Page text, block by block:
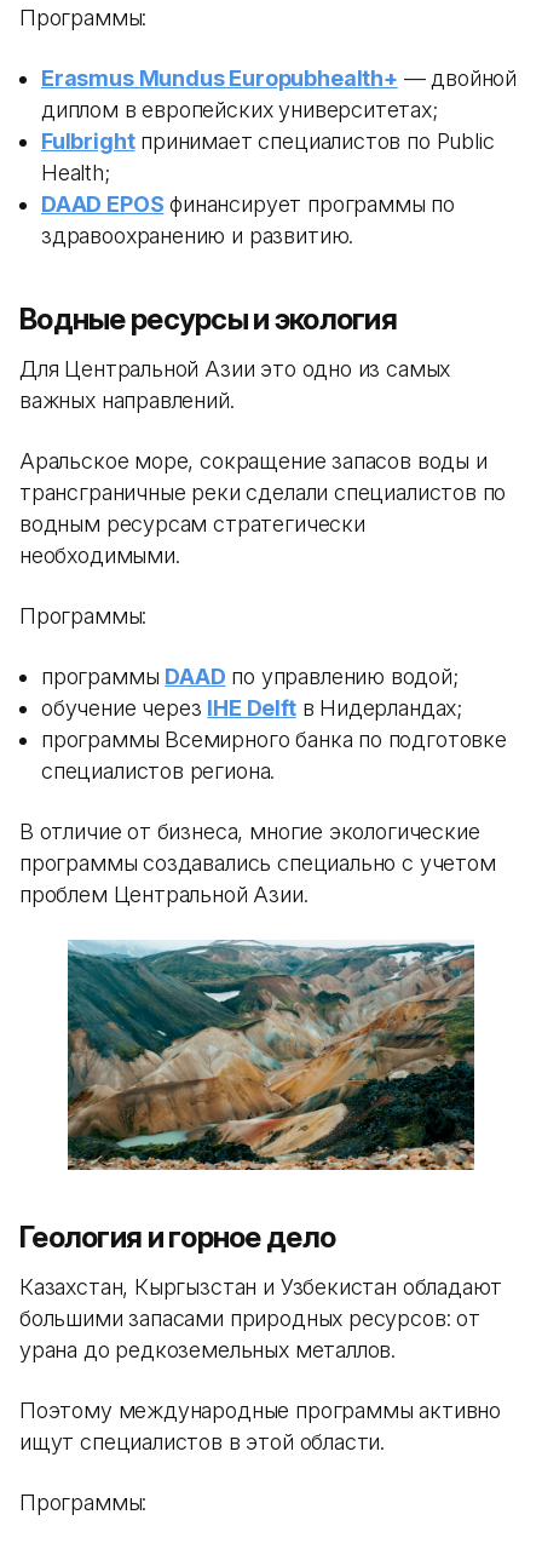
Программы:
Erasmus Mundus Europubhealth+ — двойной
диплом в европейских университетах;
Fulbrightпринимает специалистов по Public
Health;
DAAD EPOS финансирует программы по
здравоохранению и развитию.
Водные ресурсы и экология
Для Центральной Азии это одно из самых
важных направлений.
Аральское море, сокращение запасов воды и
трансграничные реки сделали специалистов по
водным ресурсам стратегически
необходимыми.
Программы:
программы DAAD по управлению водой;
обучение через IHE Delftв Нидерландах;
программы Всемирного банка по подготовке
специалистов региона.
В отличие от бизнеса, многие экологические
программы создавались специально с учетом
проблем Центральной Азии.
Геология и горное дело
Казахстан, Кыргызстан и Узбекистан обладают
большими запасами природных ресурсов: от
урана до редкоземельных металлов.
Поэтому международные программы активно
ищут специалистов в этой области.
Программы: